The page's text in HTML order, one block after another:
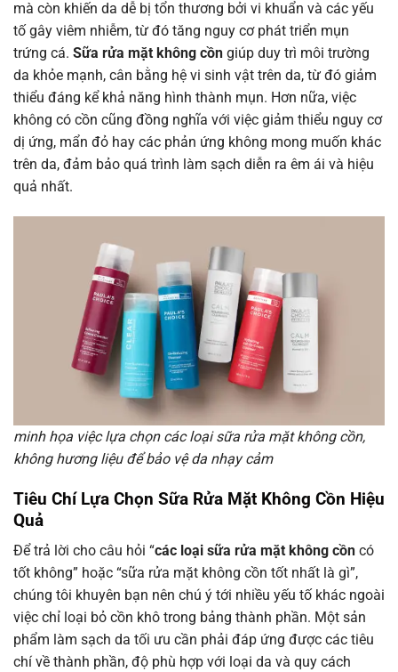
mà còn khiến da dễ bị tổn thương bởi vi khuẩn và các yếu
tố gây viêm nhiễm, từ đó tăng nguy cơ phát triển mụn
trứng cá. Sữa rửa mặt không cồn giúp duy trì môi trường
da khỏe mạnh, cân bằng hệ vi sinh vật trên da, từ đó giảm
thiểu đáng kể khả năng hình thành mụn. Hơn nữa, việc
không có cồn cũng đồng nghĩa với việc giảm thiểu nguy cơ
dị ứng, mẩn đỏ hay các phản ứng không mong muốn khác
trên da, đảm bảo quá trình làm sạch diễn ra êm ái và hiệu
quả nhất.
minh họa việc lựa chọn các loại sữa rửa mặt không cồn,
không hương liệu để bảo vệ da nhạy cảm
Tiêu Chí Lựa Chọn Sữa Rửa Mặt Không Cồn Hiệu
Quả
Để trả lời cho câu hỏi “các loại sữa rửa mặt không cồn có
tốt không” hoặc “sữa rửa mặt không cồn tốt nhất là gì”,
chúng tôi khuyên bạn nên chú ý tới nhiều yếu tố khác ngoài
việc chỉ loại bỏ cồn khô trong bảng thành phần. Một sản
phẩm làm sạch da tối ưu cần phải đáp ứng được các tiêu
chí về thành phần, độ phù hợp với loại da và quy cách